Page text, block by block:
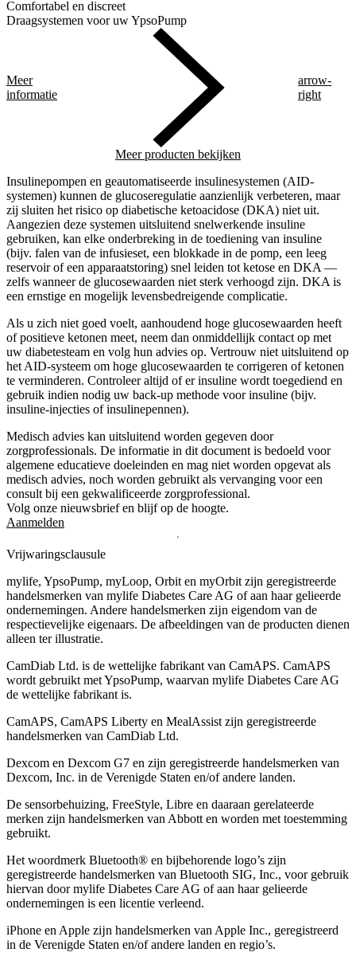
Comfortabel en discreet
Draagsystemen voor uw YpsoPump
Meer
informatie
arrow-
right
Meer producten bekijken
Insulinepompen en geautomatiseerde insulinesystemen (AID-
systemen) kunnen de glucoseregulatie aanzienlijk verbeteren, maar
zij sluiten het risico op diabetische ketoacidose (DKA) niet uit.
Aangezien deze systemen uitsluitend snelwerkende insuline
gebruiken, kan elke onderbreking in de toediening van insuline
(bijv. falen van de infusieset, een blokkade in de pomp, een leeg
reservoir of een apparaatstoring) snel leiden tot ketose en DKA —
zelfs wanneer de glucosewaarden niet sterk verhoogd zijn. DKA is
een ernstige en mogelijk levensbedreigende complicatie.
Als u zich niet goed voelt, aanhoudend hoge glucosewaarden heeft
of positieve ketonen meet, neem dan onmiddellijk contact op met
uw diabetesteam en volg hun advies op. Vertrouw niet uitsluitend op
het AID-systeem om hoge glucosewaarden te corrigeren of ketonen
te verminderen. Controleer altijd of er insuline wordt toegediend en
gebruik indien nodig uw back-up methode voor insuline (bijv.
insuline-injecties of insulinepennen).
Medisch advies kan uitsluitend worden gegeven door
zorgprofessionals. De informatie in dit document is bedoeld voor
algemene educatieve doeleinden en mag niet worden opgevat als
medisch advies, noch worden gebruikt als vervanging voor een
consult bij een gekwalificeerde zorgprofessional.
Volg onze nieuwsbrief en blijf op de hoogte.
Aanmelden
Vrijwaringsclausule
mylife, YpsoPump, myLoop, Orbit en myOrbit zijn geregistreerde
handelsmerken van mylife Diabetes Care AG of aan haar gelieerde
ondernemingen. Andere handelsmerken zĳn eigendom van de
respectievelĳke eigenaars. De afbeeldingen van de producten dienen
alleen ter illustratie.
CamDiab Ltd. is de wettelijke fabrikant van CamAPS. CamAPS
wordt gebruikt met YpsoPump, waarvan mylife Diabetes Care AG
de wettelijke fabrikant is.
CamAPS, CamAPS Liberty en MealAssist zijn geregistreerde
handelsmerken van CamDiab Ltd.
Dexcom en Dexcom G7 en zijn geregistreerde handelsmerken van
Dexcom, Inc. in de Verenigde Staten en/of andere landen.
De sensorbehuizing, FreeStyle, Libre en daaraan gerelateerde
merken zijn handelsmerken van Abbott en worden met toestemming
gebruikt.
Het woordmerk Bluetooth® en bijbehorende logo’s zijn
geregistreerde handelsmerken van Bluetooth SIG, Inc., voor gebruik
hiervan door mylife Diabetes Care AG of aan haar gelieerde
ondernemingen is een licentie verleend.
iPhone en Apple zĳn handelsmerken van Apple Inc., geregistreerd
in de Verenigde Staten en/of andere landen en regio’s.